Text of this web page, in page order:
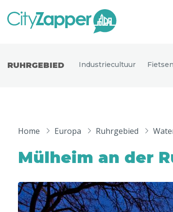
Nederland
Europa
Noord-Amerika
Andere wereldsteden
Uitgelichte bestemmingen
RUHRGEBIED Industriecultuur Fietsen
Home Europa Ruhrgebied
Mülheim an der